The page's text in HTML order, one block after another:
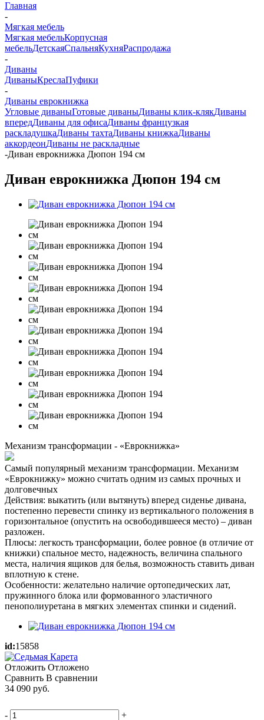
Главная
-
Мягкая мебель
Мягкая мебельКорпусная
мебельДетскаяСпальняКухняРаспродажа
-
Диваны
ДиваныКреслаПуфики
-
Диваны еврокнижка
Угловые диваныГотовые диваныДиваны клик-клякДиваны
впередДиваны для офисаДиваны французкая
раскладушкаДиваны тахтаДиваны книжкаДиваны
аккордеонДиваны не раскладные
-Диван еврокнижка Дюпон 194 см
Диван еврокнижка Дюпон 194 см
Механизм трансформации - «Еврокнижка»
Самый популярный механизм трансформации. Механизм
«Еврокнижку» можно считать одним из самых прочных и
долговечных
Действия: выкатить (или вытянуть) вперед сиденье дивана,
постепенно перевести спинку из вертикального положения в
горизонтальное (опустить на освободившееся место) – диван
разложен.
Плюсы: легкость трансформации, более ровное (в отличие от
книжки) спальное место, надежность, величина спального
места, наличия ящиков для белья, возможность ставить диван
вплотную к стене.
Особенности: желательно наличие ортопедических лат,
пружинного блока или формованного эластичного
пенополиуретана в мягких элементах спинки и сидений.
id:15858
Отложить Отложено
Сравнить В сравнении
34 090 руб.
-
+